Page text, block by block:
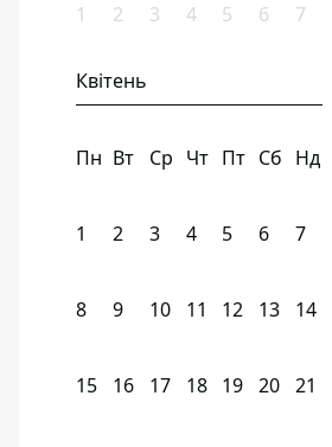
1 2 3 4 5 6 7
Квітень
Пн Вт Ср Чт Пт Сб Нд
1 2 3 4 5 6 7
8 9 10 11 12 13 14
15 16 17 18 19 20 21